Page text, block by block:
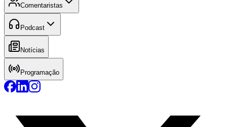
Comentaristas
Podcast
Notícias
Programação